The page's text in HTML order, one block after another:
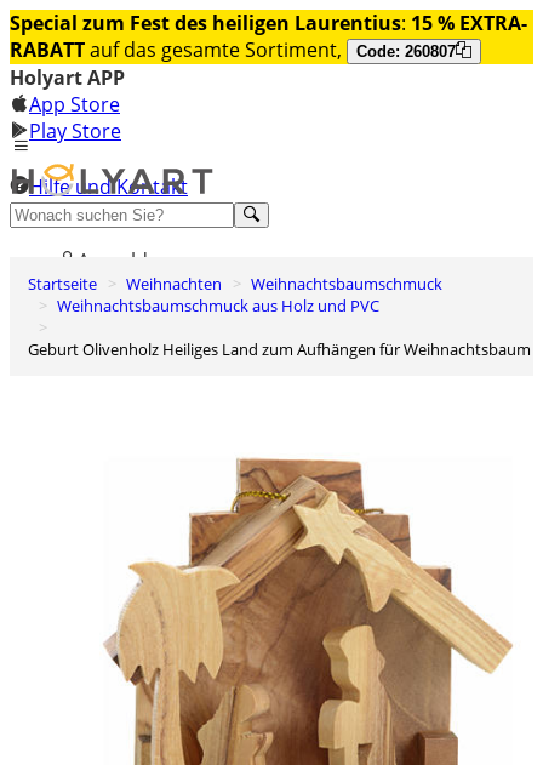
Special zum Fest des heiligen Laurentius: 15 % EXTRA-
RABATTauf das gesamte Sortiment, Code: 260807
Holyart APP
App Store
Play Store
Hilfe und Kontakt
Entdecken Sie Premium
Anmelden
Wunschliste
Warenkorb
Startseite Weihnachten
Weihnachtsbaumschmuck
Weihnachtsbaumschmuck aus Holz und PVC
Geburt Olivenholz Heiliges Land zum Aufhängen für Weihnachtsbaum